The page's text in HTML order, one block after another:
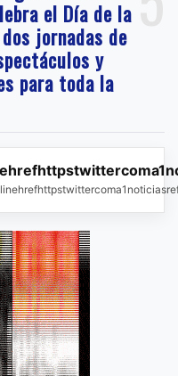
el Día de la
jornadas de
y
para toda la